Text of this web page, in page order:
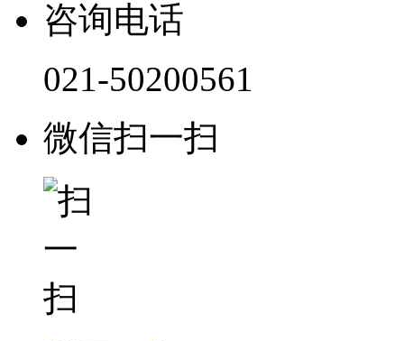
咨询电话
021-50200561
微信扫一扫